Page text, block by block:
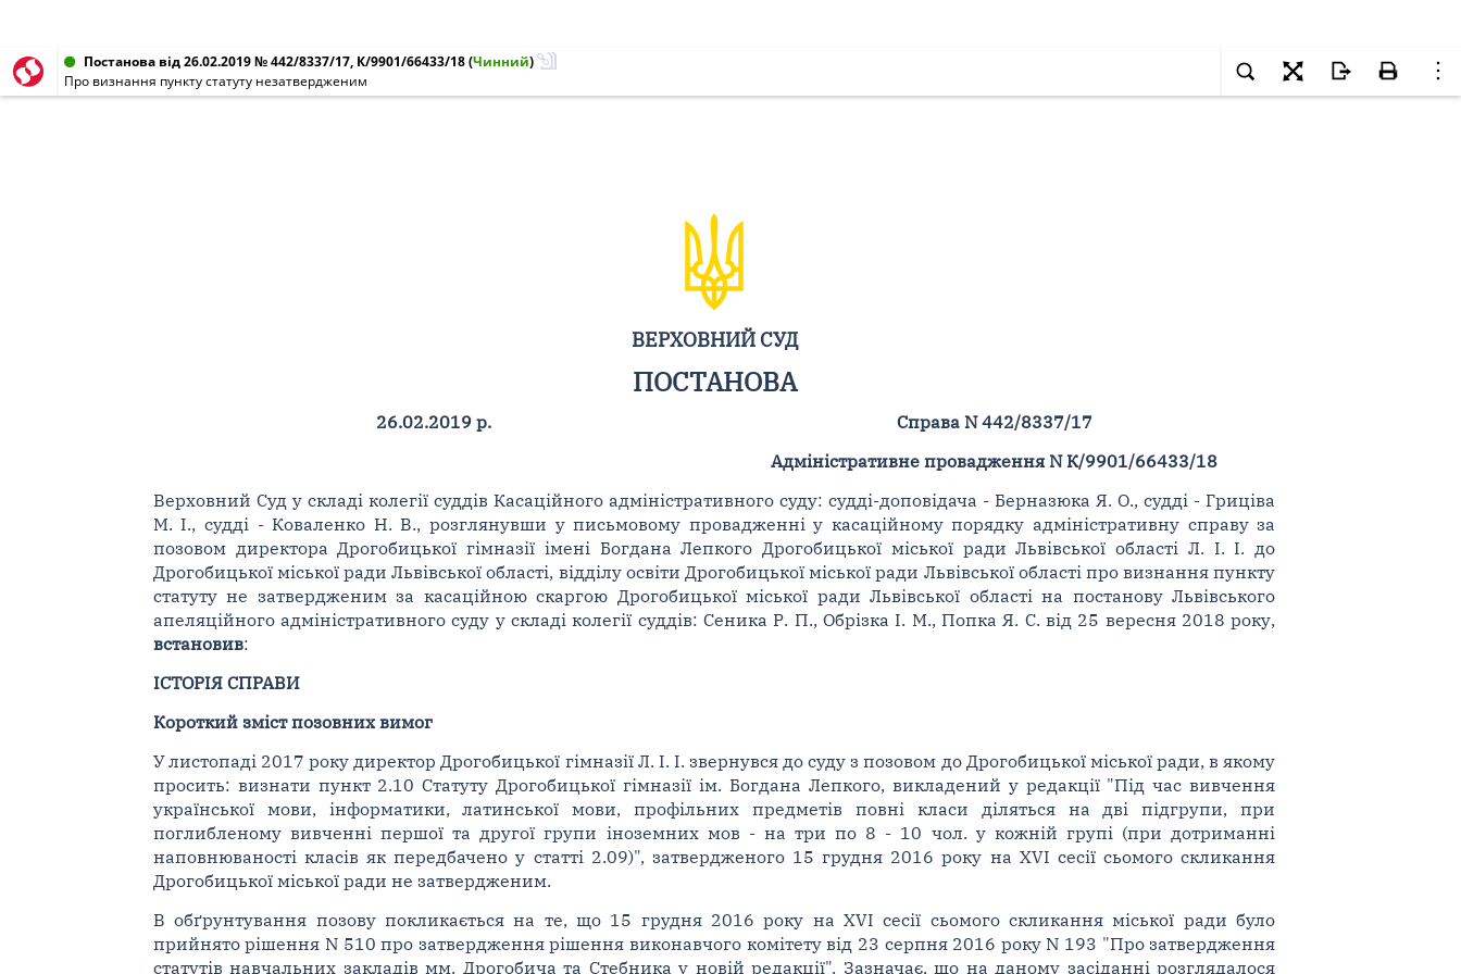
Постанова від 26.02.2019 № 442/8337/17, К/9901/66433/18(Чинний)
Про визнання пункту статуту незатвердженим
ВЕРХОВНИЙ СУД
ПОСТАНОВА
26.02.2019 р.
Справа N 442/8337/17
Адміністративне провадження N К/9901/66433/18
Верховний Суд у складі колегії суддів Касаційного адміністративного суду: судді-доповідача - Берназюка Я. О., судді - Гриціва
М. І., судді - Коваленко Н. В., розглянувши у письмовому провадженні у касаційному порядку адміністративну справу за
позовом директора Дрогобицької гімназії імені Богдана Лепкого Дрогобицької міської ради Львівської області Л. І. І. до
Дрогобицької міської ради Львівської області, відділу освіти Дрогобицької міської ради Львівської області про визнання пункту
статуту не затвердженим за касаційною скаргою Дрогобицької міської ради Львівської області на постанову Львівського
апеляційного адміністративного суду у складі колегії суддів: Сеника Р. П., Обрізка І. М., Попка Я. С. від 25 вересня 2018 року,
встановив:
ІСТОРІЯ СПРАВИ
Короткий зміст позовних вимог
У листопаді 2017 року директор Дрогобицької гімназії Л. І. І. звернувся до суду з позовом до Дрогобицької міської ради, в якому
просить: визнати пункт 2.10 Статуту Дрогобицької гімназії ім. Богдана Лепкого, викладений у редакції "Під час вивчення
української мови, інформатики, латинської мови, профільних предметів повні класи діляться на дві підгрупи, при
поглибленому вивченні першої та другої групи іноземних мов - на три по 8 - 10 чол. у кожній групі (при дотриманні
наповнюваності класів як передбачено у статті 2.09)", затвердженого 15 грудня 2016 року на XVI сесії сьомого скликання
Дрогобицької міської ради не затвердженим.
В обґрунтування позову покликається на те, що 15 грудня 2016 року на XVI сесії сьомого скликання міської ради було
прийнято рішення N 510 про затвердження рішення виконавчого комітету від 23 серпня 2016 року N 193 "Про затвердження
статутів навчальних закладів мм. Дрогобича та Стебника у новій редакції". Зазначає, що на даному засіданні розглядалося